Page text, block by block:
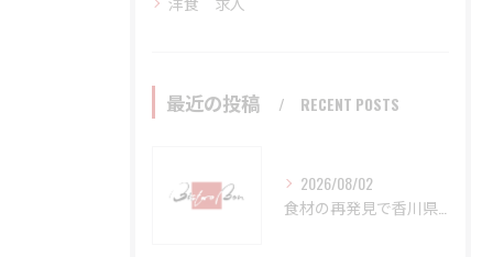
最近の投稿 RECENT POSTS
2026/08/02